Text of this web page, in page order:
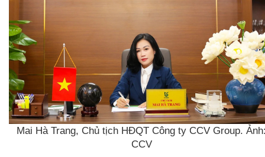
Mai Hà Trang, Chủ tịch HĐQT Công ty CCV Group.
CCV